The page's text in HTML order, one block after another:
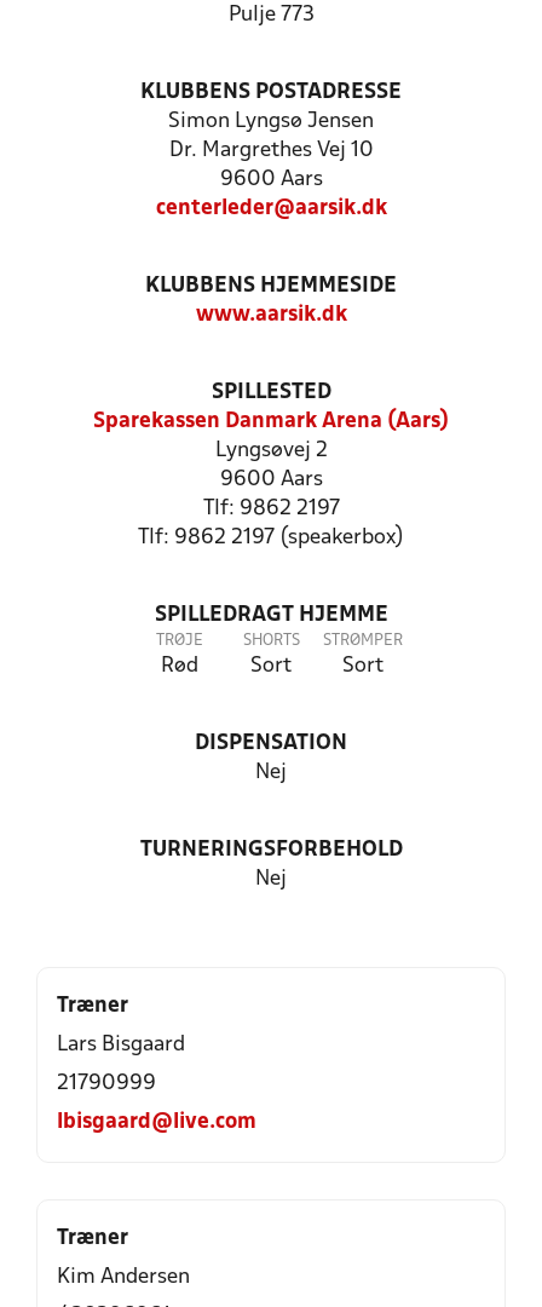
Pulje 773
KLUBBENS POSTADRESSE
Simon Lyngsø Jensen
Dr. Margrethes Vej 10
9600 Aars
centerleder@aarsik.dk
KLUBBENS HJEMMESIDE
www.aarsik.dk
SPILLESTED
Sparekassen Danmark Arena (Aars)
Lyngsøvej 2
9600 Aars
Tlf: 9862 2197
Tlf: 9862 2197 (speakerbox)
SPILLEDRAGT HJEMME
TRØJE
Rød
SHORTS
Sort
STRØMPER
Sort
DISPENSATION
Nej
TURNERINGSFORBEHOLD
Nej
Træner
Lars Bisgaard
21790999
lbisgaard@live.com
Træner
Kim Andersen